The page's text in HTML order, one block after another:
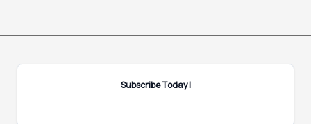
Subscribe Today!